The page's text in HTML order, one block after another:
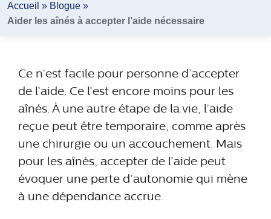
Accueil » Blogue»
Aider les aînés à accepter l’aide nécessaire
Ce n’est facile pour personne d’accepter
de l’aide. Ce l’est encore moins pour les
aînés. À une autre étape de la vie, l’aide
reçue peut être temporaire, comme après
une chirurgie ou un accouchement. Mais
pour les aînés, accepter de l’aide peut
évoquer une perte d’autonomie qui mène
à une dépendance accrue.